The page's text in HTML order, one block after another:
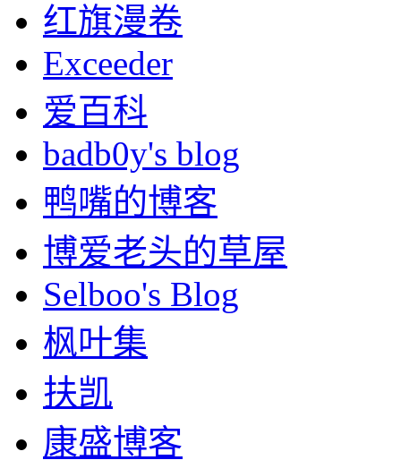
红旗漫卷
Exceeder
爱百科
badb0y's blog
鸭嘴的博客
博爱老头的草屋
Selboo's Blog
枫叶集
扶凯
康盛博客